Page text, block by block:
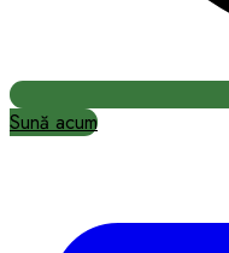
Sună acum